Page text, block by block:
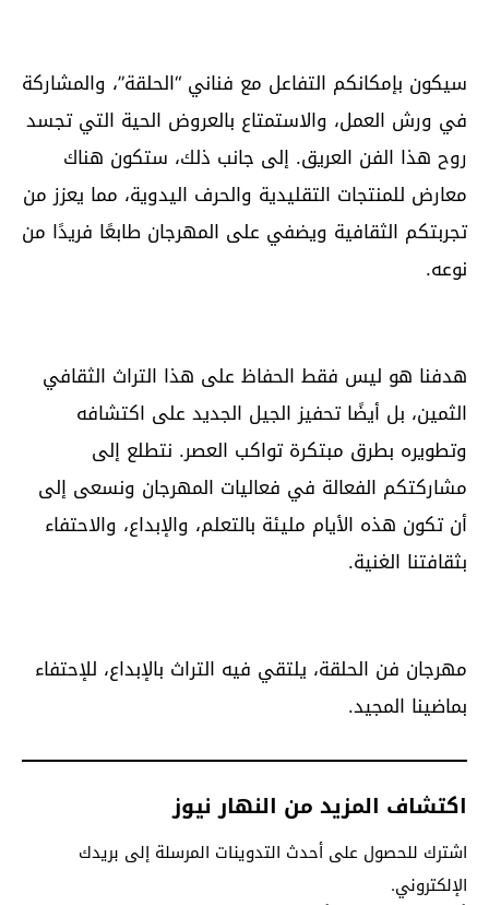
سيكون بإمكانكم التفاعل مع فناني “الحلقة”، والمشاركة
في ورش العمل، والاستمتاع بالعروض الحية التي تجسد
روح هذا الفن العريق. إلى جانب ذلك، ستكون هناك
معارض للمنتجات التقليدية والحرف اليدوية، مما يعزز من
تجربتكم الثقافية ويضفي على المهرجان طابعًا فريدًا من
نوعه.
هدفنا هو ليس فقط الحفاظ على هذا التراث الثقافي
الثمين، بل أيضًا تحفيز الجيل الجديد على اكتشافه
وتطويره بطرق مبتكرة تواكب العصر. نتطلع إلى
مشاركتكم الفعالة في فعاليات المهرجان ونسعى إلى
أن تكون هذه الأيام مليئة بالتعلم، والإبداع، والاحتفاء
بثقافتنا الغنية.
مهرجان فن الحلقة، يلتقي فيه التراث بالإبداع، للإحتفاء
بماضينا المجيد.
اكتشاف المزيد من النهار نيوز
اشترك للحصول على أحدث التدوينات المرسلة إلى بريدك
الإلكتروني.